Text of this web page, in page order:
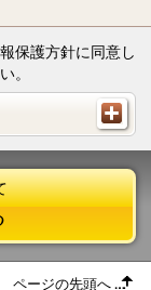
保護方針に同意し
。
ページの先頭へ